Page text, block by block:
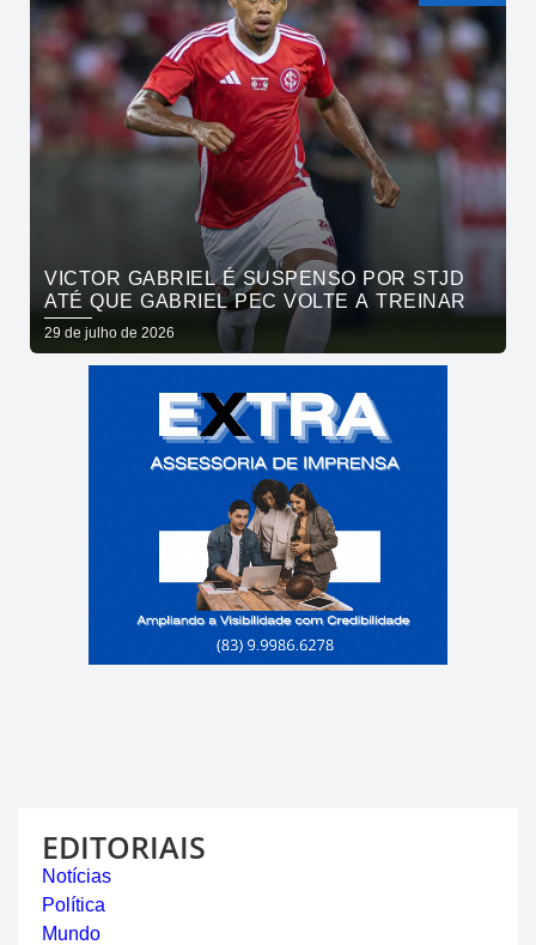
VICTOR GABRIEL É SUSPENSO POR STJD
ATÉ QUE GABRIEL PEC VOLTE A TREINAR
29 de julho de 2026
EDITORIAIS
Notícias
Política
Mundo